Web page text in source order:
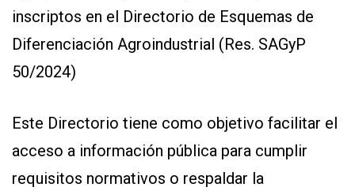
AYUDA
POLÍTICAS
PRIVACIDAD
MAPA
DEL
inscriptos en el Directorio de Esquemas de
Diferenciación Agroindustrial (Res. SAGyP
50/2024)
Este Directorio tiene como objetivo facilitar el
acceso a información pública para cumplir
requisitos normativos o respaldar la